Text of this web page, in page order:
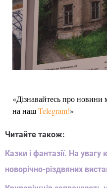
«Дізнавайтесь про
на нашTelegram!»
Читайте також:
Казки і фантазії. На
новорічно-різдвяних